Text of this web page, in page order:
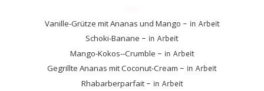
Vanille-Grütze mit Ananas und Mango - in Arbeit
Schoki-Banane - in Arbeit
Mango-Kokos--Crumble - in Arbeit
Gegrillte Ananas mit Coconut-Cream - in Arbeit
Rhabarberparfait - in Arbeit